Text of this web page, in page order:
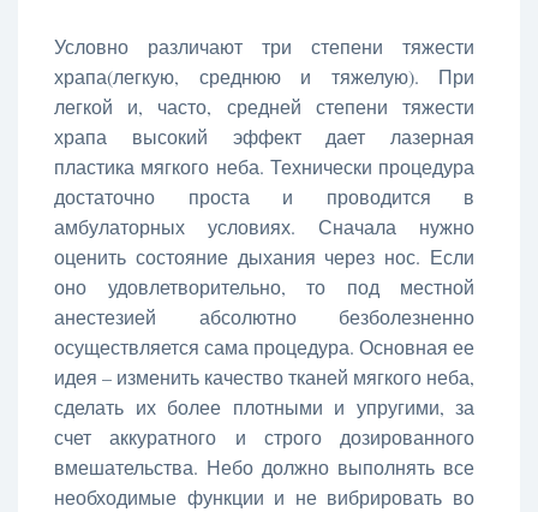
Условно различают три степени тяжести
храпа(легкую, среднюю и тяжелую). При
легкой и, часто, средней степени тяжести
храпа высокий эффект дает лазерная
пластика мягкого неба. Технически процедура
достаточно проста и проводится в
амбулаторных условиях. Сначала нужно
оценить состояние дыхания через нос. Если
оно удовлетворительно, то под местной
анестезией абсолютно безболезненно
осуществляется сама процедура. Основная ее
идея – изменить качество тканей мягкого неба,
сделать их более плотными и упругими, за
счет аккуратного и строго дозированного
вмешательства. Небо должно выполнять все
необходимые функции и не вибрировать во